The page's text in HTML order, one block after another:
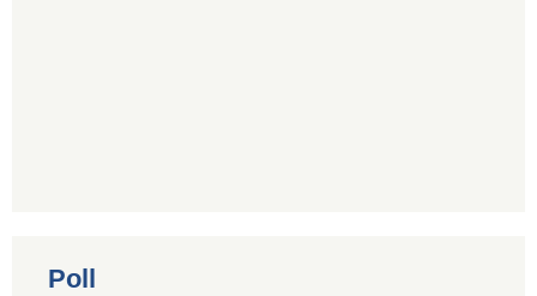
Poll